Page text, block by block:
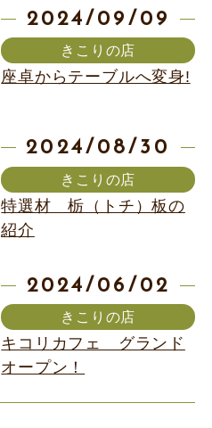
2024/09/09
きこりの店
座卓からテーブルへ変身!
2024/08/30
きこりの店
特選材 栃（トチ）板の
紹介
2024/06/02
きこりの店
キコリカフェ グランド
オープン！